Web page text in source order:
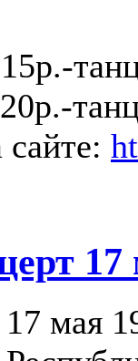
17
17 мая